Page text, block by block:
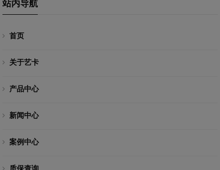
站内导航
首页
关于艺卡
产品中心
新闻中心
案例中心
质保查询